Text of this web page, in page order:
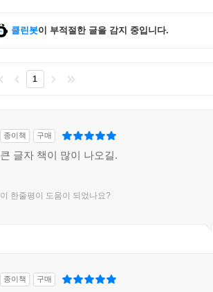
클린봇이 부적절한 글을 감지 중입니다.
1
종이책 구매
큰 글자 책이 많이 나오길.
이 한줄평이 도움이 되었나요?
종이책 구매